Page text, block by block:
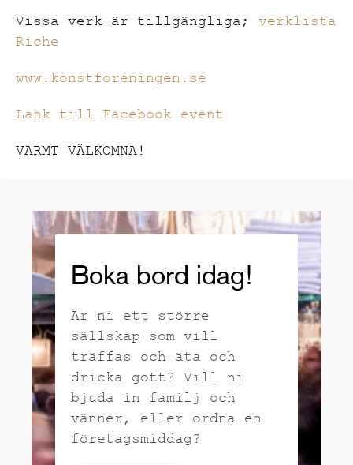
Vissa verk är tillgängliga; verklista
Riche
www.konstforeningen.se
Länk till Facebook event
VARMT VÄLKOMNA!
Boka bord idag!
Är ni ett större
sällskap som vill
träffas och äta och
dricka gott? Vill ni
bjuda in familj och
vänner, eller ordna en
företagsmiddag?